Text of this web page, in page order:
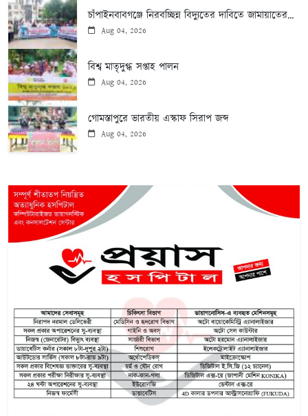
চাঁপাইনবাবগঞ্জে নিরবচ্ছিন্ন বিদ্যুতের দাবিতে জামায়াতের...
Aug 04, 2026
বিশ্ব মাতৃদুগ্ধ সপ্তাহ পালন
Aug 04, 2026
গোমস্তাপুরে ভারতীয় এস্কাফ সিরাপ জব্দ
Aug 04, 2026